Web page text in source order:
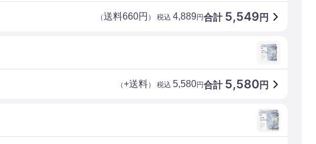
合計 5,549 円
（送料660円 ） 税込 4,889円
合計 5,580円
（+送料） 税込 5,580円